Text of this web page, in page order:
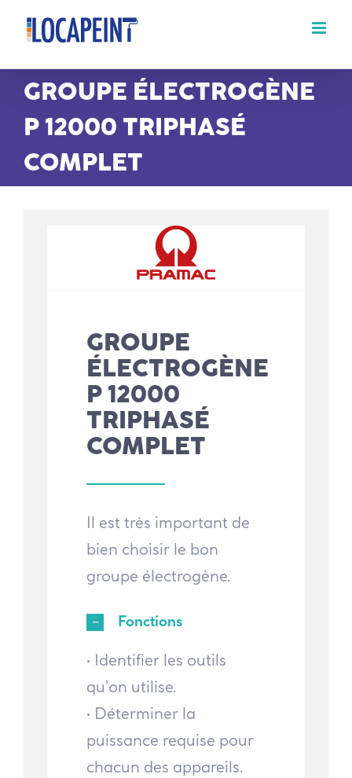
Passer
contenu
GROUPE ÉLECTROGÈNE
P 12000 TRIPHASÉ
COMPLET
GROUPE
ÉLECTROGÈNE
P 12000
TRIPHASÉ
COMPLET
Il est très important de
bien choisir le bon
groupe électrogène.
Fonctions
• Identifier les outils
qu’on utilise.
• Déterminer la
puissance requise pour
chacun des appareils.